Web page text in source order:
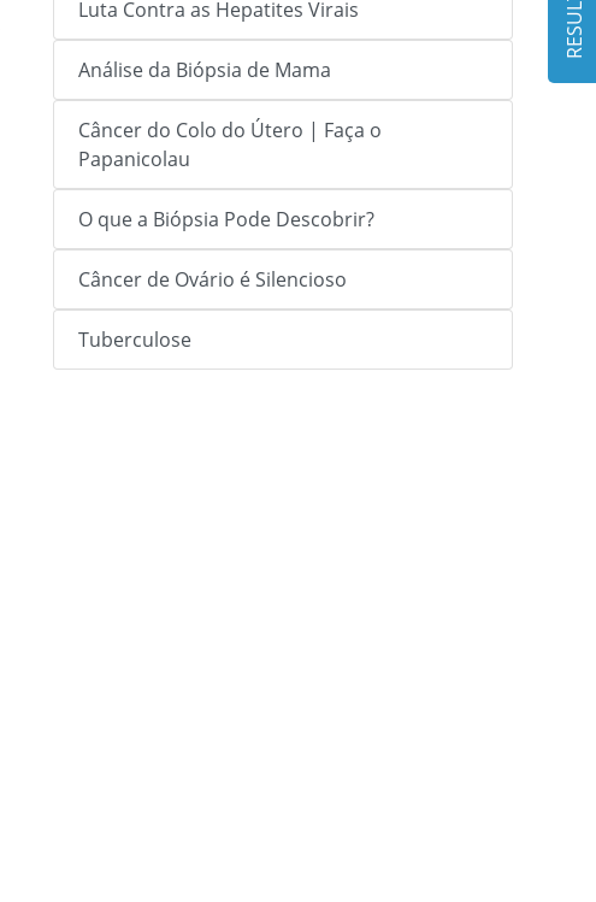
Luta Contra as Hepatites Virais
Análise da Biópsia de Mama
Câncer do Colo do Útero | Faça o
Papanicolau
O que a Biópsia Pode Descobrir?
Câncer de Ovário é Silencioso
Tuberculose